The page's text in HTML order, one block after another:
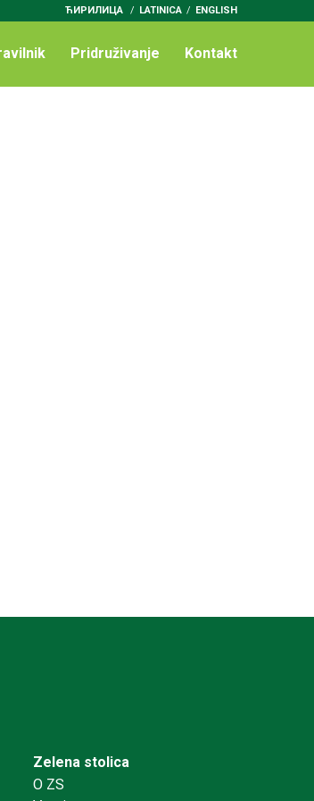
ЋИРИЛИЦА / LATINICA ENGLISH
Pridruživanje Kontakt
Zelena stolica
O ZS